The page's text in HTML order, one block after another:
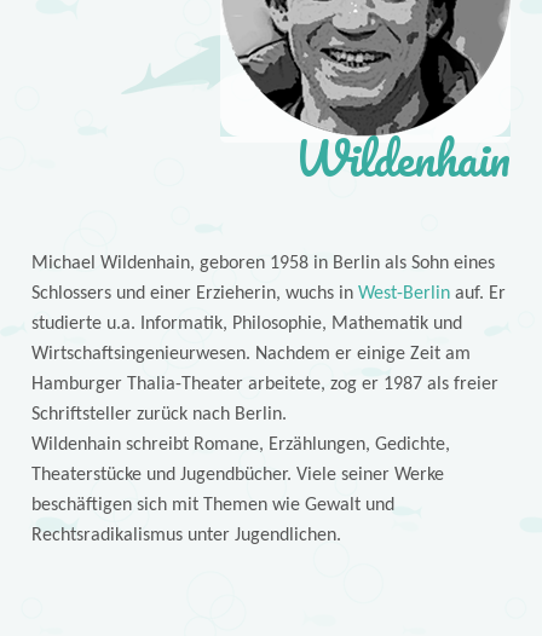
Wildenhain
Michael Wildenhain, geboren 1958 in Berlin als Sohn eines
Schlossers und einer Erzieherin, wuchs in West-Berlinauf. Er
studierte u.a. Informatik, Philosophie, Mathematik und
Wirtschaftsingenieurwesen. Nachdem er einige Zeit am
Hamburger Thalia-Theater arbeitete, zog er 1987 als freier
Schriftsteller zurück nach Berlin.
Wildenhain schreibt Romane, Erzählungen, Gedichte,
Theaterstücke und Jugendbücher. Viele seiner Werke
beschäftigen sich mit Themen wie Gewalt und
Rechtsradikalismus unter Jugendlichen.